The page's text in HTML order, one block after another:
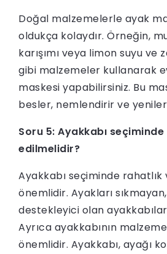
Doğal malzemelerle ayak
oldukça kolaydır. Örneğin,
karışımı veya limon suyu ve
gibi malzemeler kullanarak
maskesi yapabilirsiniz. Bu
besler, nemlendirir ve
Soru 5: Ayakkabı
edilmelidir?
Ayakkabı seçiminde
önemlidir. Ayakları
destekleyici olan
Ayrıca ayakkabının
önemlidir. Ayakkabı, ayağı